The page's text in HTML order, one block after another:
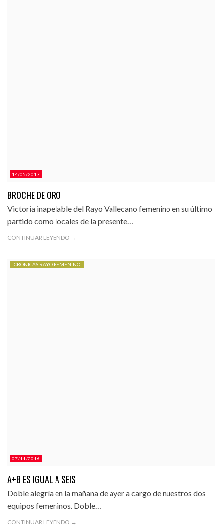
14/05/2017
BROCHE DE ORO
Victoria inapelable del Rayo Vallecano femenino en su último
partido como locales de la presente…
CONTINUAR LEYENDO →
07/11/2016
CRÓNICAS RAYO FEMENINO
A+B ES IGUAL A SEIS
Doble alegría en la mañana de ayer a cargo de nuestros dos
equipos femeninos. Doble…
CONTINUAR LEYENDO →